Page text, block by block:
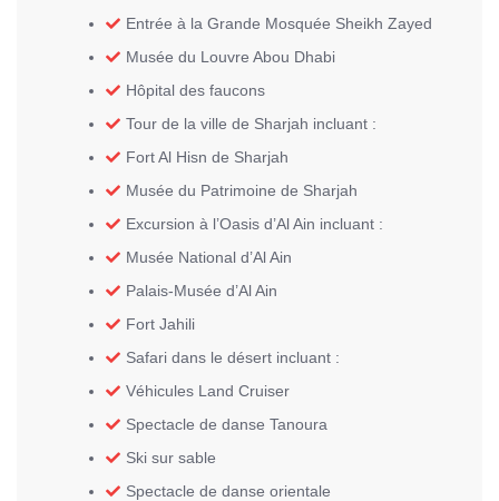
Entrée à la Grande Mosquée Sheikh Zayed
Musée du Louvre Abou Dhabi
Hôpital des faucons
Tour de la ville de Sharjah incluant :
Fort Al Hisn de Sharjah
Musée du Patrimoine de Sharjah
Excursion à l’Oasis d’Al Ain incluant :
Musée National d’Al Ain
Palais-Musée d’Al Ain
Fort Jahili
Safari dans le désert incluant :
Véhicules Land Cruiser
Spectacle de danse Tanoura
Ski sur sable
Spectacle de danse orientale